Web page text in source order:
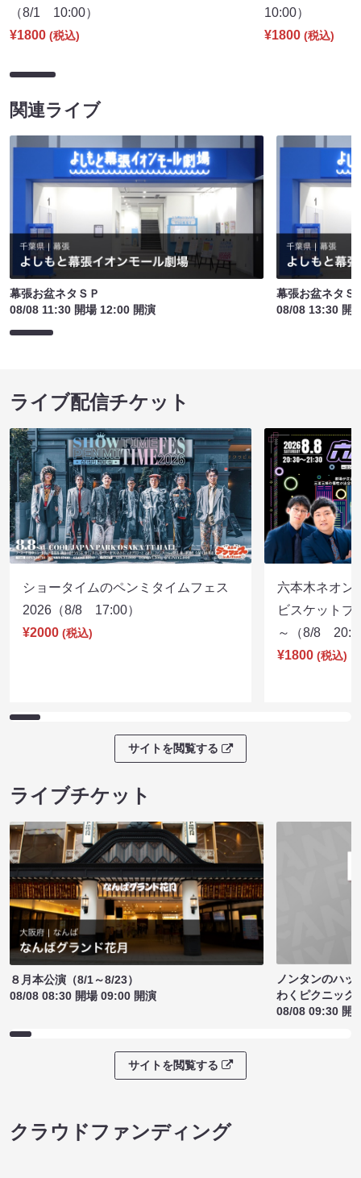
（8/1 10:00）
¥1800 (税込)
10:00）
¥1800 (税込)
関連ライブ
幕張お盆ネタＳＰ
08/08 11:30 開場 12:00 開演
幕張お盆ネタＳ
08/08 13:30 開
ライブ配信チケット
ショータイムのペンミタイムフェス
2026（8/8 17:00）
¥2000 (税込)
六本木ネオン
ビスケットブ
～（8/8
¥1800 (税込)
サイトを閲覧する
ライブチケット
８月本公演（8/1～8/23）
08/08 08:30 開場 09:00 開演
ノンタンのハッ
わくピクニック
08/08 09:30 開
サイトを閲覧する
クラウドファンディング